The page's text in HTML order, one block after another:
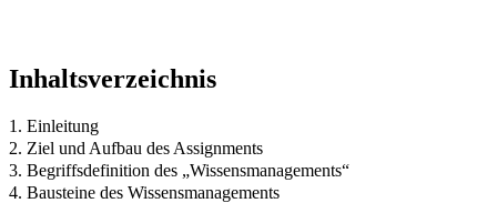
Inhaltsverzeichnis
1. Einleitung
2. Ziel und Aufbau des Assignments
3. Begriffsdefinition des „Wissensmanagements“
4. Bausteine des Wissensmanagements